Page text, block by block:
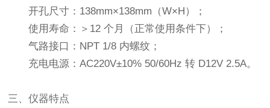
开孔尺寸：138mm×138mm（W×H）；
使用寿命：＞12 个月（正常使用条件下）；
气路接口：NPT 1/8 内螺纹；
充电电源：AC220V±10% 50/60Hz 转 D12V 2.5A。
三、仪器特点